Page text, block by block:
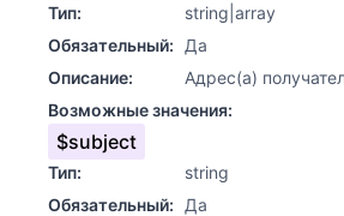
Тип:
string|array
Обязательный:
Да
Описание:
Адрес(а)
Возможные значения:
$subject
Тип:
string
Обязательный:
Да